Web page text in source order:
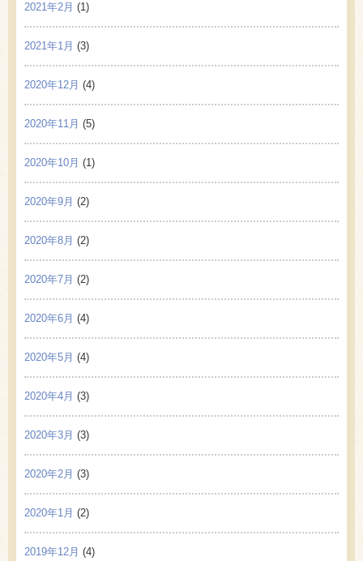
2021年2月 (1)
2021年1月 (3)
2020年12月 (4)
2020年11月 (5)
2020年10月 (1)
2020年9月 (2)
2020年8月 (2)
2020年7月 (2)
2020年6月 (4)
2020年5月 (4)
2020年4月 (3)
2020年3月 (3)
2020年2月 (3)
2020年1月 (2)
2019年12月 (4)